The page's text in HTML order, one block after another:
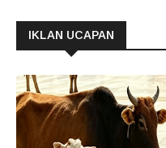
IKLAN UCAPAN